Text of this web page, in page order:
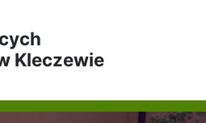
Kleczewie